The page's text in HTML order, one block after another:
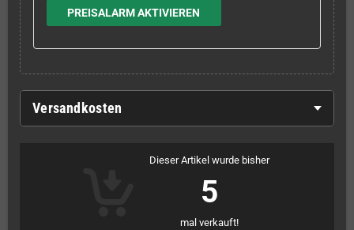
PREISALARM AKTIVIEREN
Versandkosten
Dieser Artikel wurde bisher
5
mal verkauft!